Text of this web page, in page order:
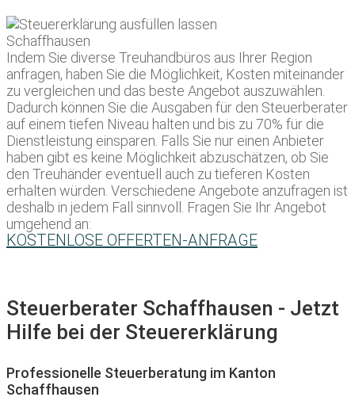
Indem Sie diverse Treuhandbüros aus Ihrer Region
anfragen, haben Sie die Möglichkeit, Kosten miteinander
zu vergleichen und das beste Angebot auszuwählen.
Dadurch können Sie die Ausgaben für den Steuerberater
auf einem tiefen Niveau halten und bis zu 70% für die
Dienstleistung einsparen. Falls Sie nur einen Anbieter
haben gibt es keine Möglichkeit abzuschätzen, ob Sie
den Treuhänder eventuell auch zu tieferen Kosten
erhalten würden. Verschiedene Angebote anzufragen ist
deshalb in jedem Fall sinnvoll. Fragen Sie Ihr Angebot
umgehend an:
KOSTENLOSE OFFERTEN-ANFRAGE
Steuerberater Schaffhausen - Jetzt
Hilfe bei der Steuererklärung
Professionelle Steuerberatung im Kanton
Schaffhausen